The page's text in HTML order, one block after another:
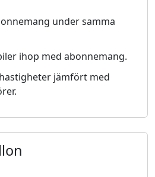
under samma
ihop med abonnemang.
jämfört med